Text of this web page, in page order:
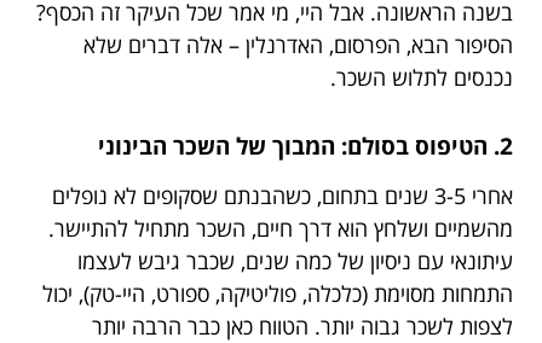
בשנה הראשונה. אבל היי, מי אמר שכל העיקר זה הכסף?
הסיפור הבא, הפרסום, האדרנלין – אלה דברים שלא
נכנסים לתלוש השכר.
2. הטיפוס בסולם: המבוך של השכר הבינוני
אחרי 3-5 שנים בתחום, כשהבנתם שסקופים לא נופלים
מהשמיים ושלחץ הוא דרך חיים, השכר מתחיל להתיישר.
עיתונאי עם ניסיון של כמה שנים, שכבר גיבש לעצמו
התמחות מסוימת (כלכלה, פוליטיקה, ספורט, היי-טק), יכול
לצפות לשכר גבוה יותר. הטווח כאן כבר הרבה יותר